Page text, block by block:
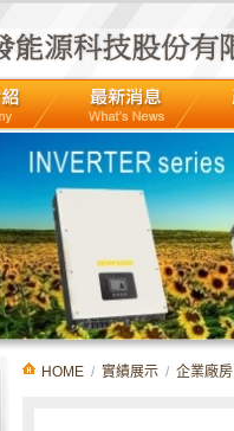
HOME / 實績展示 / 企業廠房